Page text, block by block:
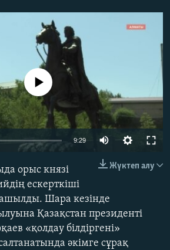
360p 480p
720p 1080p
source currently available
9:29
480p
720p
1080p
Жүктеп алу
орыс князі
ескерткіші
ашылды. Шара кезінде
Қазақстан президенті
«қолдау білдіргені»
әкімге сұрақ